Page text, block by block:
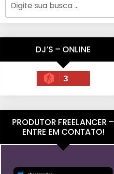
DJ’S – ONLINE
3
PRODUTOR FREELANCER –
ENTRE EM CONTATO!